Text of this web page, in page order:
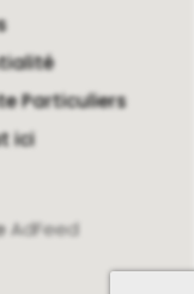
Particuliers
ici
AdFeed